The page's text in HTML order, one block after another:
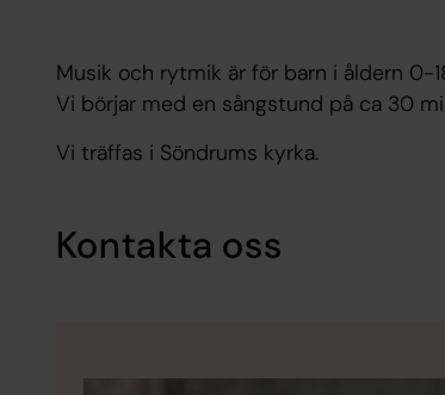
Musik och rytmik är för barn i åldern 0-
Vi börjar med en sångstund på ca 30
Vi träffas i Söndrums kyrka.
Kontakta oss